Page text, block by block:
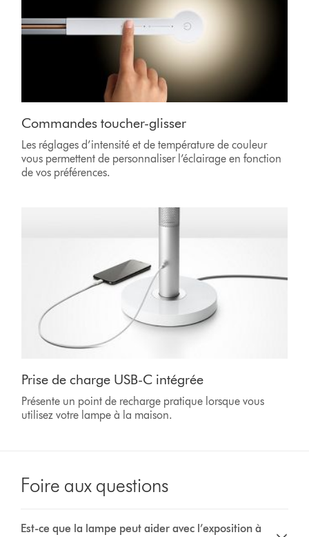
Commandes toucher-glisser
Les réglages d’intensité et de température de couleur
vous permettent de personnaliser l’éclairage en fonction
de vos préférences.
Prise de charge USB-C intégrée
Présente un point de recharge pratique lorsque vous
utilisez votre lampe à la maison.
Foire aux questions
Est-ce que la lampe peut aider avec l’exposition à